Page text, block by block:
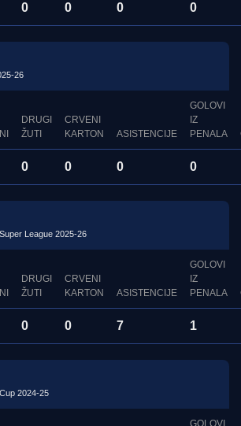
0 0 0 0
26
DRUGI
ŽUTI
CRVENI
KARTON
ASISTENCIJE
GOLOVI
IZ
PENALA
0 0 0 0
League 2025-26
DRUGI
ŽUTI
CRVENI
KARTON
ASISTENCIJE
GOLOVI
IZ
PENALA
0 0 7 1
2024-25
GOLOVI